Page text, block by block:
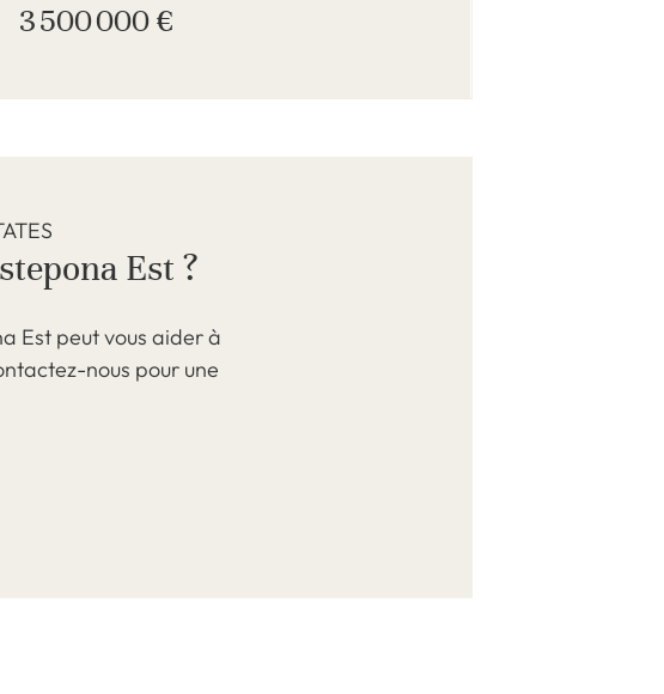
3 500 000 €
Est ?
Est peut vous aider à
nous pour une